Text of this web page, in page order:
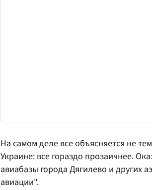
На самом деле все объясняется не
Украине: все гораздо прозаичнее.
авиабазы города Дягилево и других
авиации".